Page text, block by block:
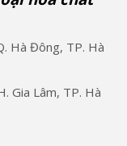
Hà Đông, TP. Hà
Gia Lâm, TP. Hà